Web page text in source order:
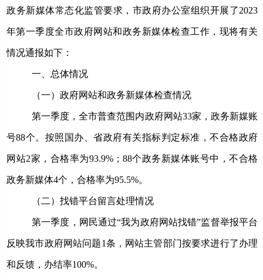
政务新媒体常态化监管要求，市政府办公室组织开展了2023
年第一季度全市政府网站和政务新媒体检查工作，现将有关
情况通报如下：
一、总体情况
（一）政府网站和政务新媒体检查情况
第一季度，全市普查范围内政府网站33家，政务新媒账
号88个。 按照国办、省政府有关指标判定标准，不合格政府
网站2家，合格率为93.9%；88个政务新媒体账号中，不合格
政务新媒体4个，合格率为95.5%。
（二）找错平台留言处理情况
第一季度，网民通过“我为政府网站找错”监督举报平台
反映我市政府网站问题1条，网站主管部门按要求进行了办理
和反馈，办结率100%。